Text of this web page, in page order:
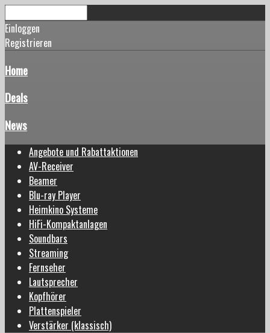
Einloggen
Registrieren
Home
Deals
News
Angebote und Rabattaktionen
AV-Receiver
Beamer
Blu-ray Player
Heimkino Systeme
HiFi-Kompaktanlagen
Soundbars
Streaming
Fernseher
Lautsprecher
Kopfhörer
Plattenspieler
Verstärker (klassisch)